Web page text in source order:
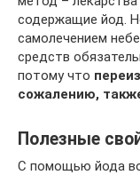
содержащие йод.
самолечением
средств
потому что
сожалению,
Полезные
С помощью йода